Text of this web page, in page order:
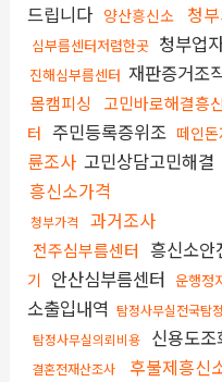
드립니다 양산흥신소 청
심부름센터저렴한곳 청부업
진해심부름센터 재판증거조
몸캠피싱 고민바로해결흥
터 주민등록증위조 떼인
륜조사 고민상담고민해결
흥신소가격
청부가격 과거조사
전주심부름센터 흥신소안
기 안산심부름센터 운행정
소출입내역 탐정사무실전국탐
탐정사무실의뢰비용
신용도조
결혼전재산조사 후불제흥신